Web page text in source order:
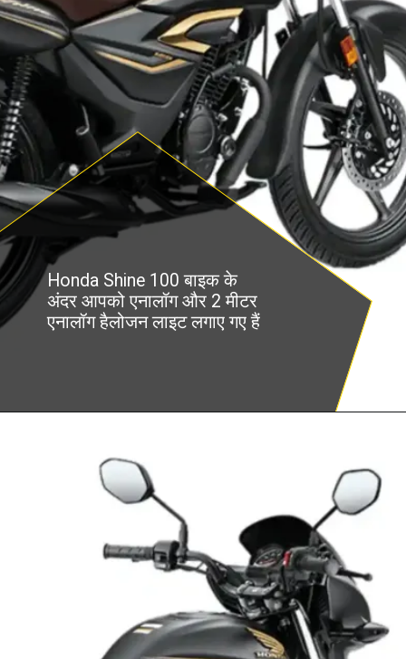
Honda Shine 100 बाइक के
अंदर आपको एनालॉग और 2 मीटर
एनालॉग हैलोजन लाइट लगाए गए हैं